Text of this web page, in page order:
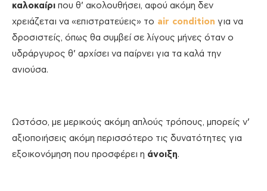
καλοκαίρι που θ’ ακολουθήσει, αφού ακόμη δεν
χρειάζεται να «επιστρατεύεις» το air condition για να
δροσιστείς, όπως θα συμβεί σε λίγους μήνες όταν ο
υδράργυρος θ’ αρχίσει να παίρνει για τα καλά την
ανιούσα.
Ωστόσο, με μερικούς ακόμη απλούς τρόπους, μπορείς ν’
αξιοποιήσεις ακόμη περισσότερο τις δυνατότητες για
εξοικονόμηση που προσφέρει η άνοιξη.